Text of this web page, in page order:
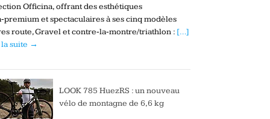
Officina, offrant des esthétiques
et spectaculaires à ses cinq modèles
route, Gravel et contre‑la‑montre/triathlon : […]
suite →
LOOK 785 HuezRS : un nouveau
vélo de montagne de 6,6 kg